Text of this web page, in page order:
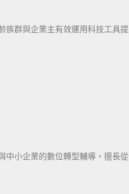
族群與企業主有效運用科技工具提
中小企業的數位轉型輔導，擅長從